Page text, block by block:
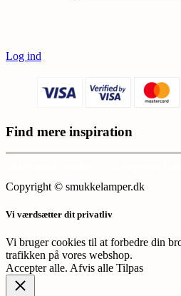
Log ind
Find mere inspiration
Copyright © smukkelamper.dk
Vi værdsætter dit privatliv
Vi bruger cookies til at forbedre din
trafikken på vores webshop.
Accepter alle. Afvis alle Tilpas